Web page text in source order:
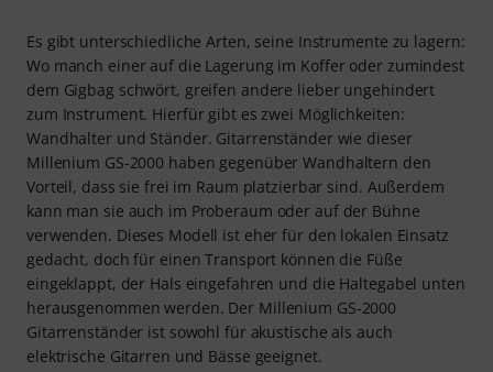
Es gibt unterschiedliche Arten, seine Instrumente zu lagern:
Wo manch einer auf die Lagerung im Koffer oder zumindest
dem Gigbag schwört, greifen andere lieber ungehindert
zum Instrument. Hierfür gibt es zwei Möglichkeiten:
Wandhalter und Ständer. Gitarrenständer wie dieser
Millenium GS-2000 haben gegenüber Wandhaltern den
Vorteil, dass sie frei im Raum platzierbar sind. Außerdem
kann man sie auch im Proberaum oder auf der Bühne
verwenden. Dieses Modell ist eher für den lokalen Einsatz
gedacht, doch für einen Transport können die Füße
eingeklappt, der Hals eingefahren und die Haltegabel unten
herausgenommen werden. Der Millenium GS-2000
Gitarrenständer ist sowohl für akustische als auch
elektrische Gitarren und Bässe geeignet.